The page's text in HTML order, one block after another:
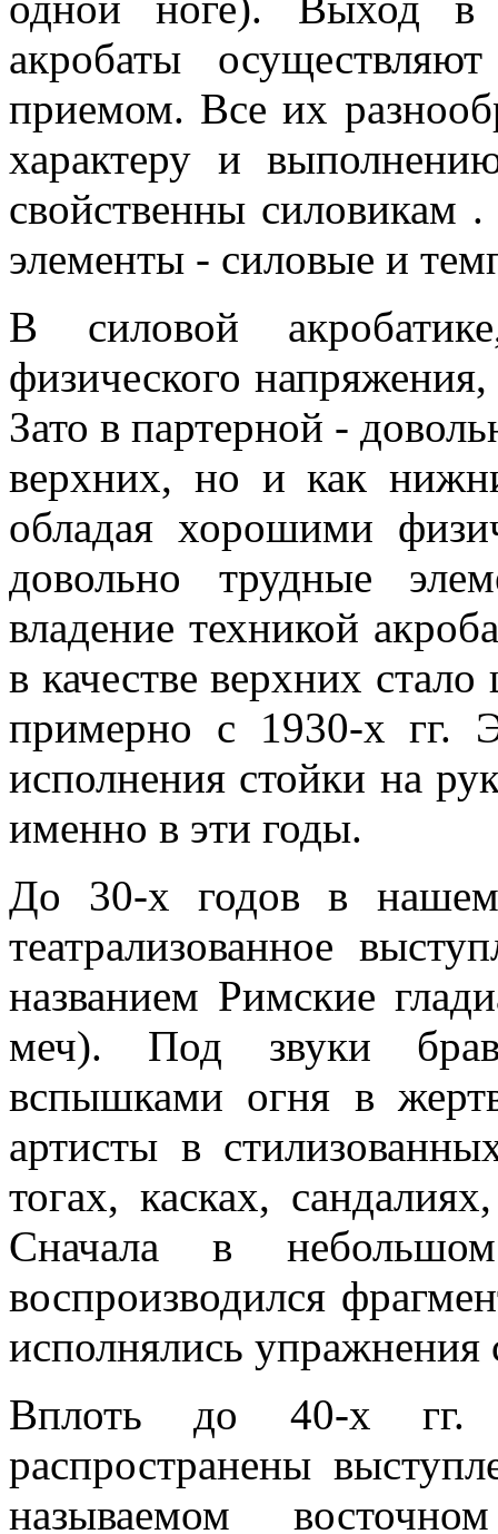
акробаты
приемом. Все их
характеру и
свойственны силовикам
элементы - силовые и
В силовой
физического
Зато в партерной -
верхних, но и как
обладая хорошими
довольно трудные
владение техникой
в качестве верхних
примерно с 1930-х гг.
исполнения стойки на
именно в эти годы.
До 30-х годов в нашем
театрализованное
названием Римские
меч). Под звуки
вспышками огня в
артисты в
тогах, касках,
Сначала в небольшом
воспроизводился
исполнялись упражнения
Вплоть до 40-х гг.
распространены
называемом